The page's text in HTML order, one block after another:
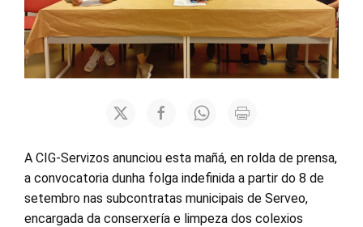
A CIG-Servizos anunciou esta mañá, en rolda de prensa,
a convocatoria dunha folga indefinida a partir do 8 de
setembro nas subcontratas municipais de Serveo,
encargada da conserxería e limpeza dos colexios